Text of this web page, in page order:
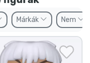
Márkák Nem